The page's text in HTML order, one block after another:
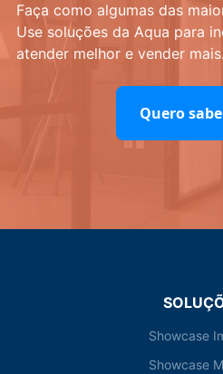
Faça como algumas das
Use soluções da Aqua para
atender melhor e vender mais.
Quero
Showcase
Showcase